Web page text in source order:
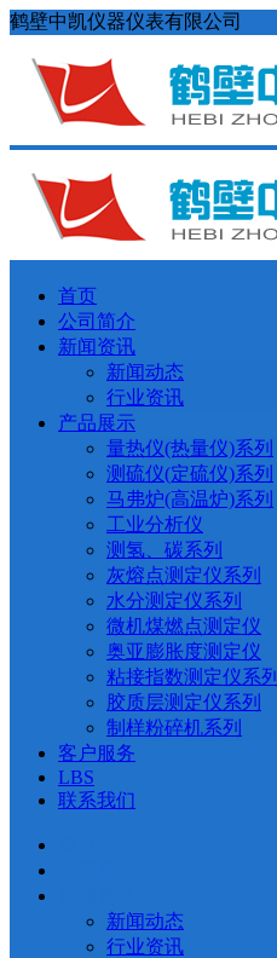
鹤壁中凯仪器仪表有限公司
首页
公司简介
新闻资讯
新闻动态
行业资讯
产品展示
量热仪(热量仪)系列
测硫仪(定硫仪)系列
马弗炉(高温炉)系列
工业分析仪
测氢、碳系列
灰熔点测定仪系列
水分测定仪系列
微机煤燃点测定仪
奥亚膨胀度测定仪
粘接指数测定仪系列
胶质层测定仪系列
制样粉碎机系列
客户服务
LBS
联系我们
新闻动态
行业资讯